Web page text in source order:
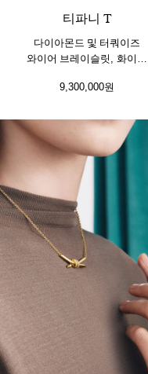
티파니 T
다이아몬드 및 터쿼이즈
와이어 브레이슬릿, 화이트
9,300,000원